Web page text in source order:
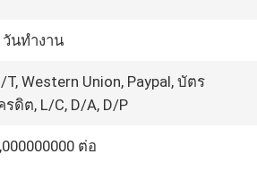
วันทำงาน
T, Western Union, Paypal, บัตร
รดิต, L/C, D/A, D/P
ต่อ